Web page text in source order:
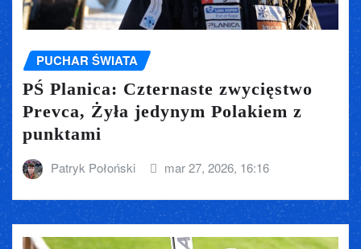
PUCHAR ŚWIATA
PŚ Planica: Czternaste zwycięstwo
Prevca, Żyła jedynym Polakiem z
punktami
Patryk Połoński mar 27, 2026, 16:16